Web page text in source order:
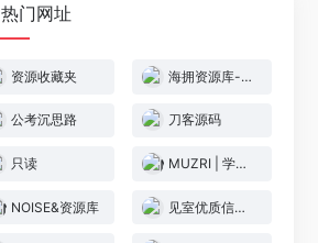
热门网址
资源收藏夹 海拥资源库-神级源码资源网
公考沉思路 刀客源码
只读 MUZRI | 学习知识总结
NOISE&资源库 见室优质信息源导航